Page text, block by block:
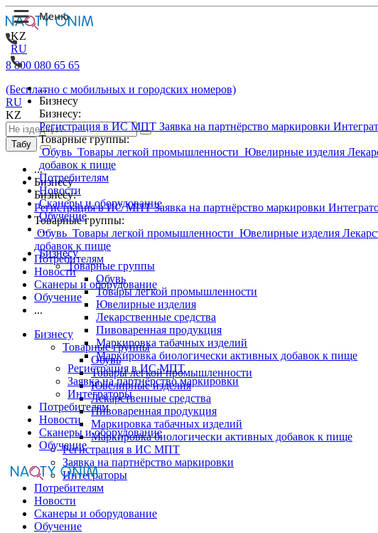
KZ
RU
...
Бизнесу
Бизнесу:
Регистрация в ИС МПТ Заявка на партнёрство маркировки
Товарные группы:
Обувь Товары легкой промышленности Ювелирные изделия
добавок к пище
Потребителям
Новости
Сканеры и оборудование
Обучение
...
Бизнесу
Товарные группы
Обувь
Товары легкой промышленности
Ювелирные изделия
Лекарственные средства
Пивоваренная продукция
Маркировка табачных изделий
Маркировка биологически активных добавок к пище
Регистрация в ИС МПТ
Заявка на партнёрство маркировки
Интеграторы
Потребителям
Новости
Сканеры и оборудование
Обучение
8 800 080 65 65
(Бесплатно с мобильных и городских номеров)
RU
KZ
Табу
...
Бизнесу
Бизнесу:
Регистрация в ИС МПТЗаявка на партнёрство маркировки
Товарные группы:
Обувь Товары легкой промышленности Ювелирные изделия
добавок к пище
Потребителям
Новости
Сканеры и оборудование
Обучение
...
Бизнесу
Товарные группы
Обувь
Товары легкой промышленности
Ювелирные изделия
Лекарственные средства
Пивоваренная продукция
Маркировка табачных изделий
Маркировка биологически активных добавок к пище
Регистрация в ИС МПТ
Заявка на партнёрство маркировки
Интеграторы
Потребителям
Новости
Сканеры и оборудование
Обучение